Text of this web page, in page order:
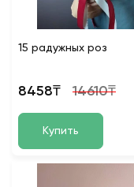
15 радужных роз
8458₸ 14610₸
Купить